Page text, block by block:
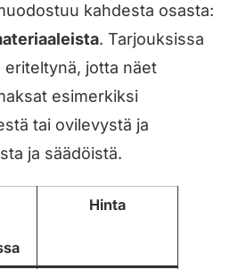
kahdesta osasta:
. Tarjouksissa
eriteltynä, jotta näet
esimerkiksi
tai ovilevystä ja
ja säädöistä.
Hinta